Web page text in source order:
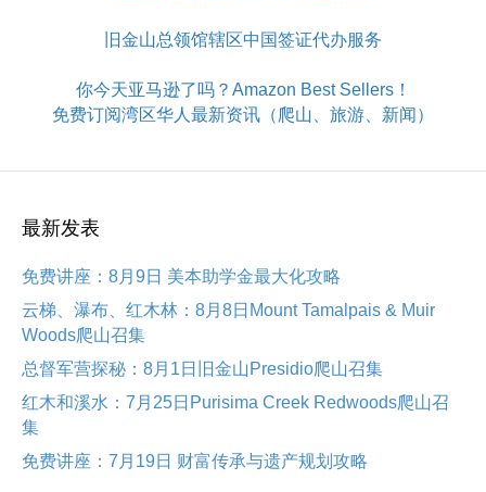
旧金山总领馆辖区中国签证代办服务
你今天亚马逊了吗？Amazon Best Sellers！
免费订阅湾区华人最新资讯（爬山、旅游、新闻）
最新发表
免费讲座：8月9日 美本助学金最大化攻略
云梯、瀑布、红木林：8月8日Mount Tamalpais & Muir
Woods爬山召集
总督军营探秘：8月1日旧金山Presidio爬山召集
红木和溪水：7月25日Purisima Creek Redwoods爬山召
集
免费讲座：7月19日 财富传承与遗产规划攻略